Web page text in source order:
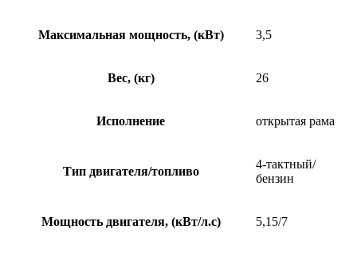
Максимальная мощность, (кВт) 3,5
Вес, (кг) 26
Исполнение открытая рама
Тип двигателя/топливо
4-тактный/
бензин
Мощность двигателя, (кВт/л.с) 5,15/7